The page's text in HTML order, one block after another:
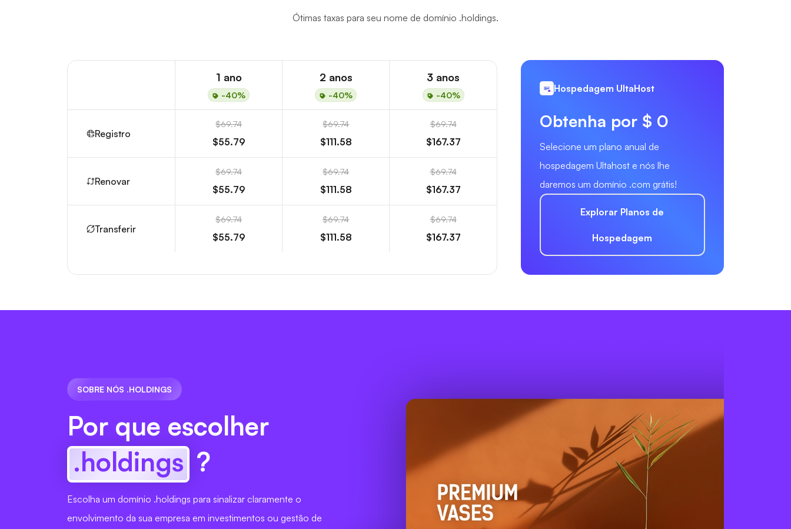
Ótimas taxas para seu nome de domínio .holdings.
1 ano
-40%
2 anos
-40%
3 anos
-40%
Registro
$69.74
$55.79
$69.74
$111.58
$69.74
$167.37
Renovar
$69.74
$55.79
$69.74
$111.58
$69.74
$167.37
Transferir
$69.74
$55.79
$69.74
$111.58
$69.74
$167.37
Hospedagem UltaHost
Obtenha por $ 0
Selecione um plano anual de
hospedagem Ultahost e nós lhe
daremos um domínio .com grátis!
Explorar Planos de
Hospedagem
SOBRE NÓS .HOLDINGS
Por que escolher
.holdings ?
Escolha um domínio .holdings para sinalizar claramente o
envolvimento da sua empresa em investimentos ou gestão de